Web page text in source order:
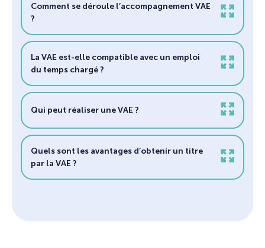
Comment se déroule l’accompagnement VAE
?
La VAE est-elle compatible avec un emploi
du temps chargé ?
Qui peut réaliser une VAE ?
Quels sont les avantages d’obtenir un titre
par la VAE ?